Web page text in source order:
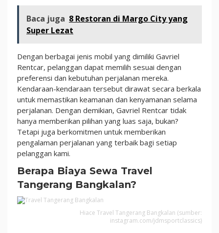
Baca juga 8 Restoran di Margo City yang
Super Lezat
Dengan berbagai jenis mobil yang dimiliki Gavriel
Rentcar, pelanggan dapat memilih sesuai dengan
preferensi dan kebutuhan perjalanan mereka.
Kendaraan-kendaraan tersebut dirawat secara berkala
untuk memastikan keamanan dan kenyamanan selama
perjalanan. Dengan demikian, Gavriel Rentcar tidak
hanya memberikan pilihan yang luas saja, bukan?
Tetapi juga berkomitmen untuk memberikan
pengalaman perjalanan yang terbaik bagi setiap
pelanggan kami.
Berapa Biaya Sewa Travel
Tangerang Bangkalan?
Hiace Travel Tangerang Bangkalan (sumber:
instagram.com/jdmsportclassics)